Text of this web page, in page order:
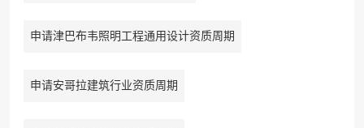
申请津巴布韦照明工程通用设计资质周期
申请安哥拉建筑行业资质周期